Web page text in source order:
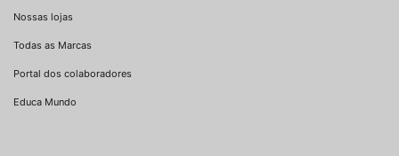
Nossas lojas
Todas as Marcas
Portal dos colaboradores
Educa Mundo